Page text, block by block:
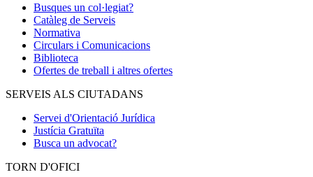
Busques un col·legiat?
Catàleg de Serveis
Normativa
Circulars i Comunicacions
Biblioteca
Ofertes de treball i altres ofertes
SERVEIS ALS CIUTADANS
Servei d'Orientació Jurídica
Justícia Gratuïta
Busca un advocat?
TORN D'OFICI